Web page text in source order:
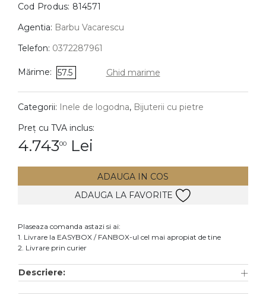
Bratari
Coliere
Lanturi
Pandantive
DIAMANTE Vezi toate
Cercei
Accesorii
Cod Produs: 814571
Agentia: Barbu Vacarescu
Telefon: 0372287961
Mărime: 57.5 Ghid marime
Categorii: Inele de logodna, Bijuterii cu pietre
Preț cu TVA inclus:
4.74300 Lei
ADAUGA IN COS
ADAUGA LA FAVORITE
Plaseaza comanda astazi si ai:
1. Livrare la EASYBOX / FANBOX-ul cel mai apropiat de tine
2. Livrare prin curier
Descriere: